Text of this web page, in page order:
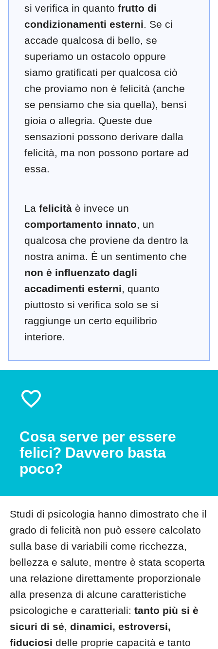
si verifica in quantofrutto di
condizionamenti esterni. Se ci
accade qualcosa di bello, se
superiamo un ostacolo oppure
siamo gratificati per qualcosa ciò
che proviamo non è felicità (anche
se pensiamo che sia quella), bensì
gioia o allegria. Queste due
sensazioni possono derivare dalla
felicità, ma non possono portare ad
essa.
La felicità è invece un
comportamento innato, un
qualcosa che proviene da dentro la
nostra anima. È un sentimento che
non è influenzato dagli
accadimenti esterni, quanto
piuttosto si verifica solo se si
raggiunge un certo equilibrio
interiore.
Cosa serve per essere
felici? Davvero basta
poco?
Studi di psicologia hanno dimostrato che il
grado di felicità non può essere calcolato
sulla base di variabili come ricchezza,
bellezza e salute, mentre è stata scoperta
una relazione direttamente proporzionale
alla presenza di alcune caratteristiche
psicologiche e caratteriali: tanto più si è
sicuri di sé, dinamici, estroversi,
fiduciosi delle proprie capacità e tanto